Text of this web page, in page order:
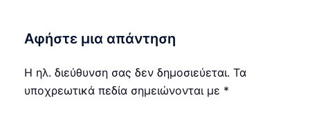
Αφήστε μια απάντηση
Η ηλ. διεύθυνση σας δεν δημοσιεύεται. Τα
υποχρεωτικά πεδία σημειώνονται με *